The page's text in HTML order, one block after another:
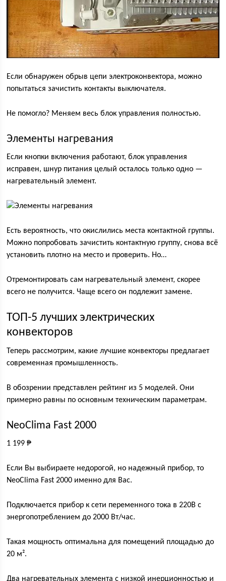
Если обнаружен обрыв цепи электроконвектора, можно
попытаться зачистить контакты выключателя.
Не помогло? Меняем весь блок управления полностью.
Элементы нагревания
Если кнопки включения работают, блок управления
исправен, шнур питания целый осталось только одно —
нагревательный элемент.
Есть вероятность, что окислились места контактной группы.
Можно попробовать зачистить контактную группу, снова всё
установить плотно на место и проверить. Но…
Отремонтировать сам нагревательный элемент, скорее
всего не получится. Чаще всего он подлежит замене.
ТОП-5 лучших электрических
конвекторов
Теперь рассмотрим, какие лучшие конвекторы предлагает
современная промышленность.
В обозрении представлен рейтинг из 5 моделей. Они
примерно равны по основным техническим параметрам.
NeoClima Fast 2000
1 199 ₱
Если Вы выбираете недорогой, но надежный прибор, то
NeoClima Fast 2000 именно для Вас.
Подключается прибор к сети переменного тока в 220В с
энергопотреблением до 2000 Вт/час.
Такая мощность оптимальна для помещений площадью до
20 м².
Два нагревательных элемента с низкой инерционностью и